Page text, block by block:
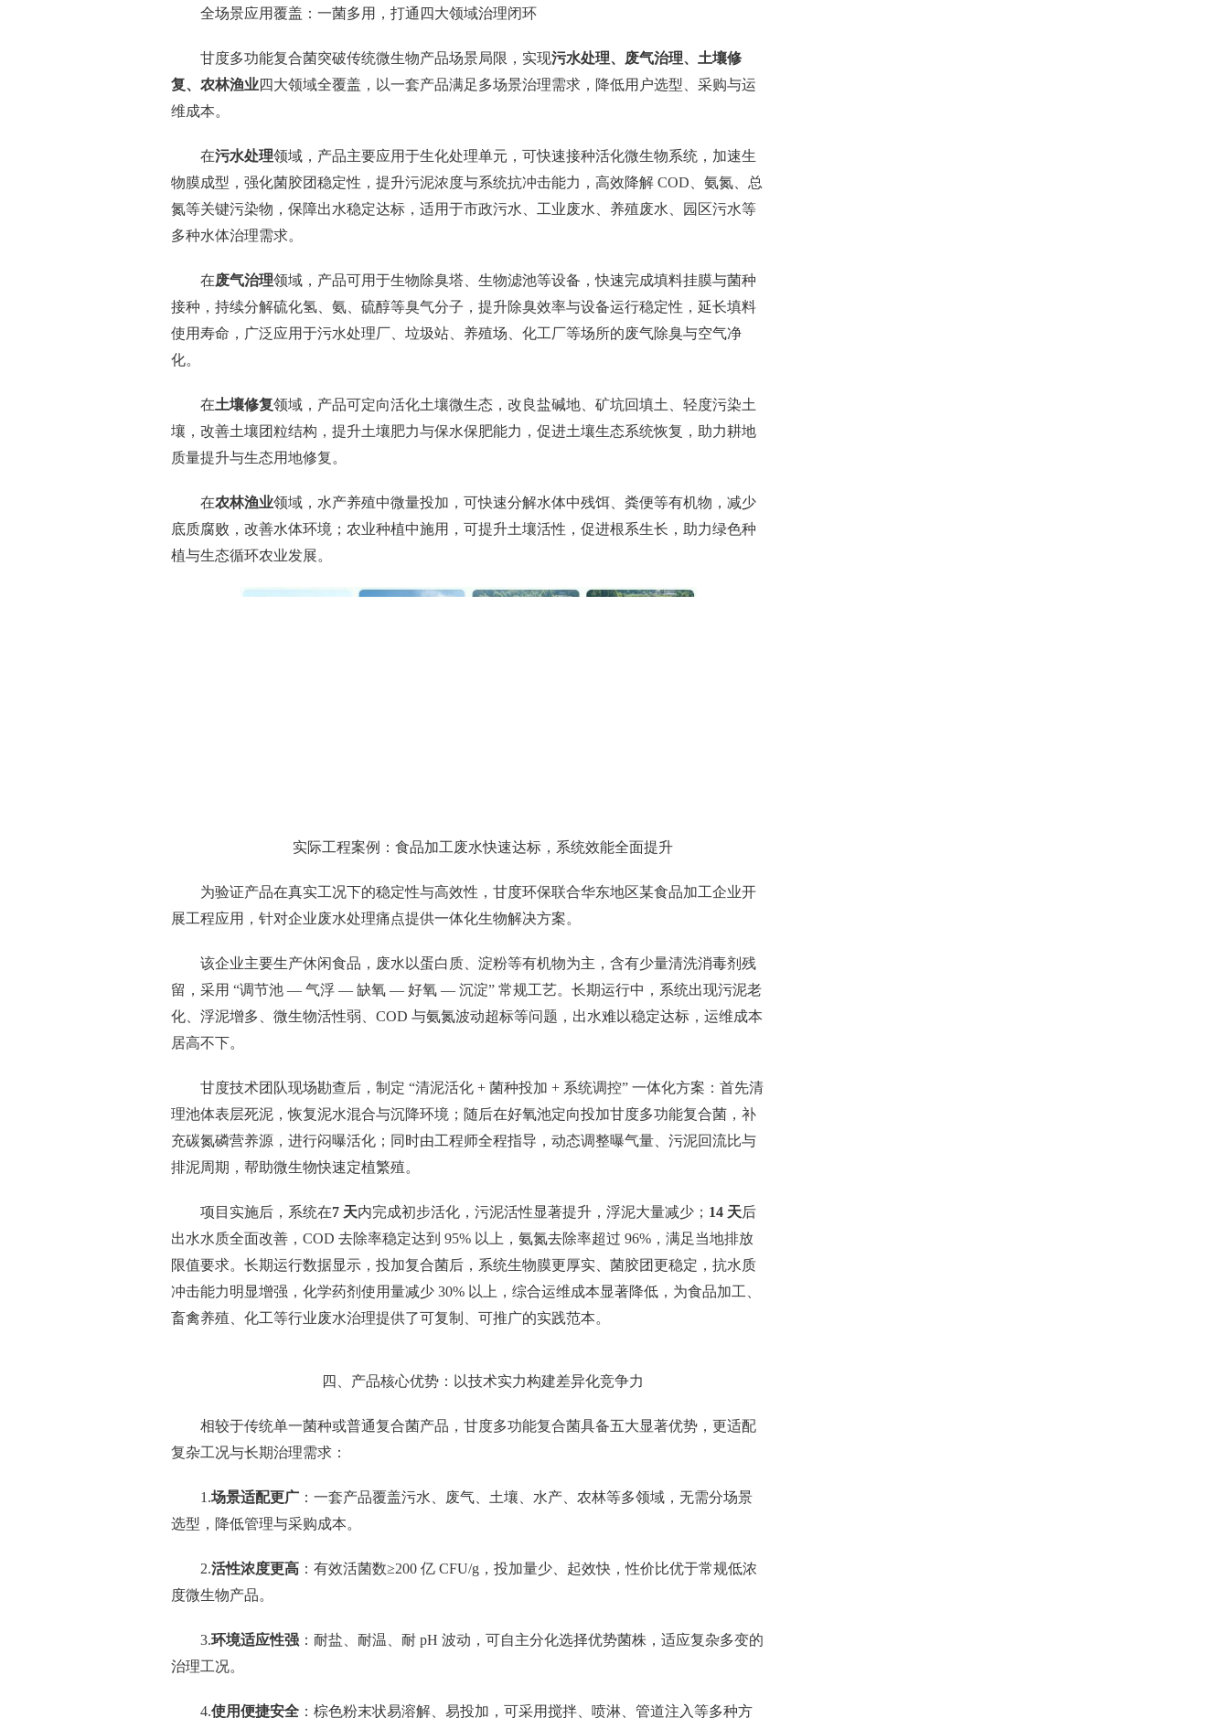
全场景应用覆盖：一菌多用，打通四大领域治理闭环
甘度多功能复合菌突破传统微生物产品场景局限，实现污水处理、废气治理、土壤修
复、农林渔业四大领域全覆盖，以一套产品满足多场景治理需求，降低用户选型、采购与运
维成本。
在污水处理领域，产品主要应用于生化处理单元，可快速接种活化微生物系统，加速生
物膜成型，强化菌胶团稳定性，提升污泥浓度与系统抗冲击能力，高效降解 COD、氨氮、总
氮等关键污染物，保障出水稳定达标，适用于市政污水、工业废水、养殖废水、园区污水等
多种水体治理需求。
在废气治理领域，产品可用于生物除臭塔、生物滤池等设备，快速完成填料挂膜与菌种
接种，持续分解硫化氢、氨、硫醇等臭气分子，提升除臭效率与设备运行稳定性，延长填料
使用寿命，广泛应用于污水处理厂、垃圾站、养殖场、化工厂等场所的废气除臭与空气净
化。
在土壤修复领域，产品可定向活化土壤微生态，改良盐碱地、矿坑回填土、轻度污染土
壤，改善土壤团粒结构，提升土壤肥力与保水保肥能力，促进土壤生态系统恢复，助力耕地
质量提升与生态用地修复。
在农林渔业领域，水产养殖中微量投加，可快速分解水体中残饵、粪便等有机物，减少
底质腐败，改善水体环境；农业种植中施用，可提升土壤活性，促进根系生长，助力绿色种
植与生态循环农业发展。
实际工程案例：食品加工废水快速达标，系统效能全面提升
为验证产品在真实工况下的稳定性与高效性，甘度环保联合华东地区某食品加工企业开
展工程应用，针对企业废水处理痛点提供一体化生物解决方案。
该企业主要生产休闲食品，废水以蛋白质、淀粉等有机物为主，含有少量清洗消毒剂残
留，采用 “调节池 — 气浮 — 缺氧 — 好氧 — 沉淀” 常规工艺。长期运行中，系统出现污泥老
化、浮泥增多、微生物活性弱、COD 与氨氮波动超标等问题，出水难以稳定达标，运维成本
居高不下。
甘度技术团队现场勘查后，制定 “清泥活化 + 菌种投加 + 系统调控” 一体化方案：首先清
理池体表层死泥，恢复泥水混合与沉降环境；随后在好氧池定向投加甘度多功能复合菌，补
充碳氮磷营养源，进行闷曝活化；同时由工程师全程指导，动态调整曝气量、污泥回流比与
排泥周期，帮助微生物快速定植繁殖。
项目实施后，系统在7 天内完成初步活化，污泥活性显著提升，浮泥大量减少； 14 天后
出水水质全面改善，COD 去除率稳定达到 95% 以上，氨氮去除率超过 96%，满足当地排放
限值要求。长期运行数据显示，投加复合菌后，系统生物膜更厚实、菌胶团更稳定，抗水质
冲击能力明显增强，化学药剂使用量减少 30% 以上，综合运维成本显著降低，为食品加工、
畜禽养殖、化工等行业废水治理提供了可复制、可推广的实践范本。
四、产品核心优势：以技术实力构建差异化竞争力
相较于传统单一菌种或普通复合菌产品，甘度多功能复合菌具备五大显著优势，更适配
复杂工况与长期治理需求：
1.场景适配更广 ：一套产品覆盖污水、废气、土壤、水产、农林等多领域，无需分场景
选型，降低管理与采购成本。
2.活性浓度更高 ：有效活菌数≥200 亿 CFU/g，投加量少、起效快，性价比优于常规低浓
度微生物产品。
3.环境适应性强 ：耐盐、耐温、耐 pH 波动，可自主分化选择优势菌株，适应复杂多变的
治理工况。
4.使用便捷安全 ：棕色粉末状易溶解、易投加，可采用搅拌、喷淋、管道注入等多种方